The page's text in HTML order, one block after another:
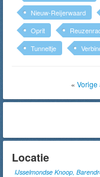
Nieuw-Reijerwaard
Oprit
Tunneltje
« Vorige
Locatie
IJsselmondse Knoop,